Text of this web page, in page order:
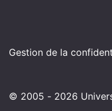
Gestion de la
© 2005 - 2026